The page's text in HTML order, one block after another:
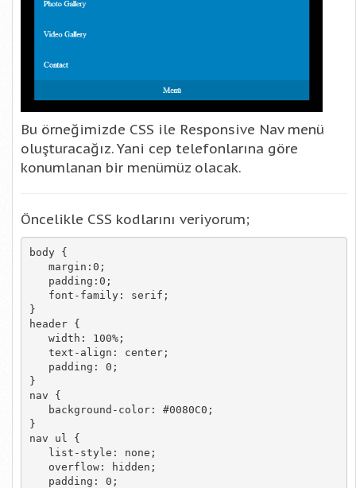
Bu örneğimizde CSS ile Responsive Nav menü
oluşturacağız. Yani cep telefonlarına göre
konumlanan bir menümüz olacak.
Öncelikle CSS kodlarını veriyorum;
body {
   margin:0;
   padding:0;
   font-family: serif;
}
header {
   width: 100%;
   text-align: center;
   padding: 0;
}
nav {
   background-color: #0080C0;
}
nav ul {
   list-style: none;
   overflow: hidden;
   padding: 0;